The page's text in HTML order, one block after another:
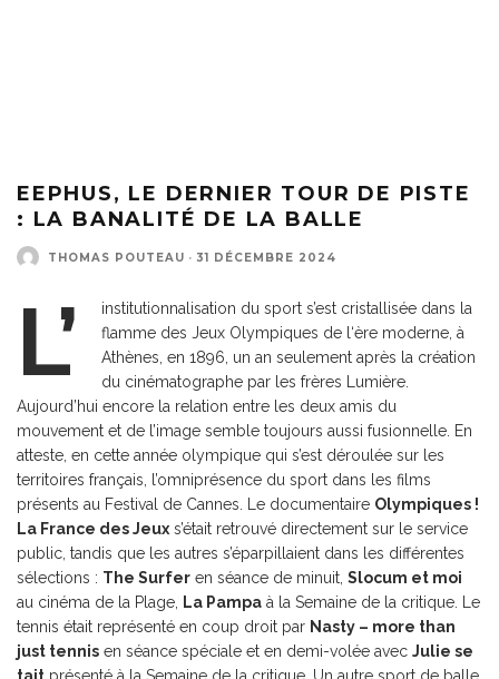
EEPHUS, LE DERNIER TOUR DE PISTE
: LA BANALITÉ DE LA BALLE
THOMAS POUTEAU · 31 DÉCEMBRE 2024
L’
institutionnalisation du sport s’est cristallisée dans la
flamme des Jeux Olympiques de l‘ère moderne, à
Athènes, en 1896, un an seulement après la création
du cinématographe par les frères Lumière.
Aujourd’hui encore la relation entre les deux amis du
mouvement et de l’image semble toujours aussi fusionnelle. En
atteste, en cette année olympique qui s’est déroulée sur les
territoires français, l’omniprésence du sport dans les films
présents au Festival de Cannes. Le documentaire Olympiques !
La France des Jeuxs’était retrouvé directement sur le service
public, tandis que les autres s’éparpillaient dans les différentes
sélections : The Surfer en séance de minuit, Slocum et moi
au cinéma de la Plage, La Pampa à la Semaine de la critique. Le
tennis était représenté en coup droit par Nasty – more than
just tennis en séance spéciale et en demi-volée avec Julie se